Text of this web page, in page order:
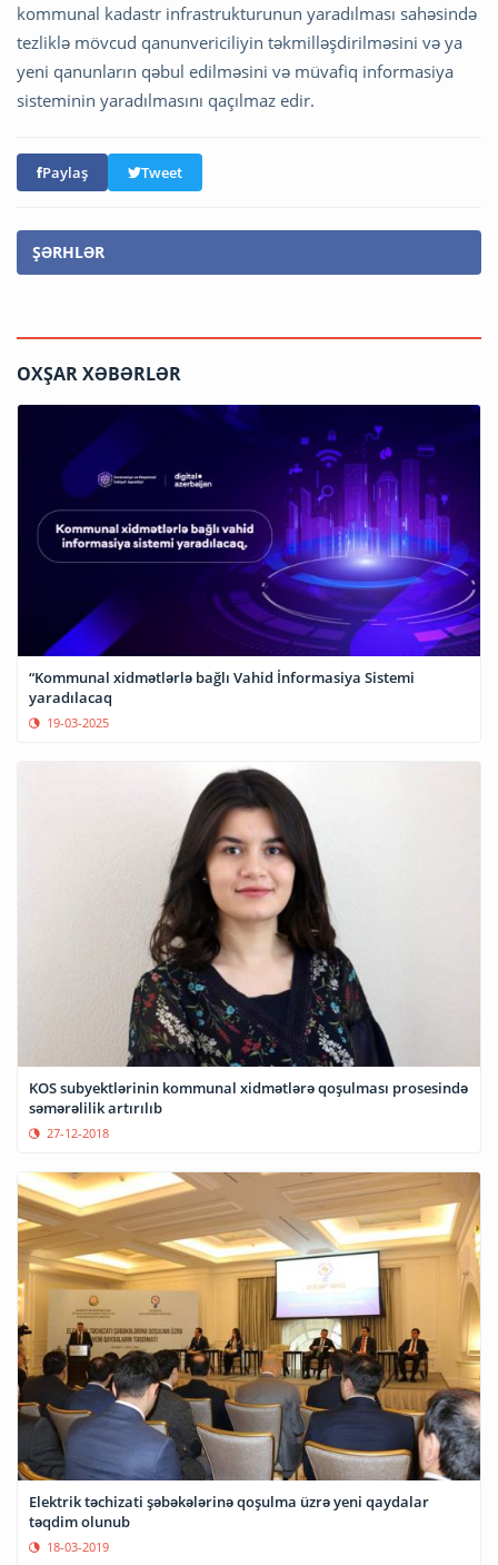
kommunal kadastr infrastrukturunun yaradılması sahəsində
tezliklə mövcud qanunvericiliyin təkmilləşdirilməsini və ya
yeni qanunların qəbul edilməsini və müvafiq informasiya
sisteminin yaradılmasını qaçılmaz edir.
Paylaş Tweet
ŞƏRHLƏR
OXŞAR XƏBƏRLƏR
“Kommunal xidmətlərlə bağlı Vahid İnformasiya Sistemi
yaradılacaq
19-03-2025
KOS subyektlərinin kommunal xidmətlərə qoşulması prosesində
səmərəlilik artırılıb
27-12-2018
Elektrik təchizati şəbəkələrinə qoşulma üzrə yeni qaydalar
təqdim olunub
18-03-2019